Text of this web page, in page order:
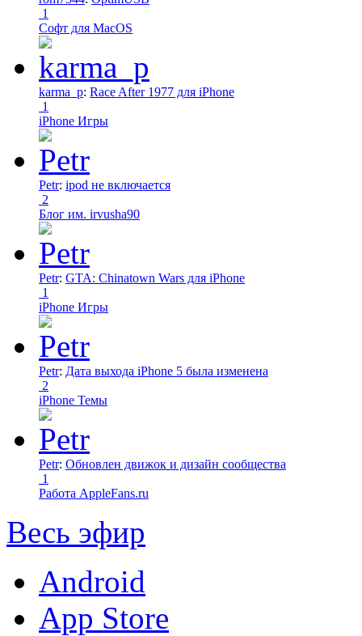
1
Софт для MacOS
karma_p: Race After 1977 для iPhone
1
iPhone Игры
Petr: ipod не включается
2
Блог им. irvusha90
Petr: GTA: Chinatown Wars для iPhone
1
iPhone Игры
Petr: Дата выхода iPhone 5 была изменена
2
iPhone Темы
Petr: Обновлен движок и дизайн сообщества
1
Работа AppleFans.ru
Весь эфир
Android
App Store